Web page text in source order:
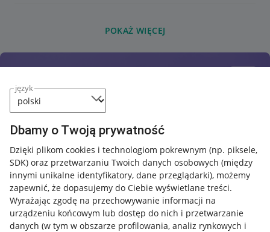
język
Dbamy o Twoją prywatność
Dzięki plikom cookies i technologiom pokrewnym (np. piksele,
SDK) oraz przetwarzaniu Twoich danych osobowych (między
innymi unikalne identyfikatory, dane przeglądarki), możemy
zapewnić, że dopasujemy do Ciebie wyświetlane treści.
Wyrażając zgodę na przechowywanie informacji na
urządzeniu końcowym lub dostęp do nich i przetwarzanie
danych (w tym w obszarze profilowania, analiz rynkowych i
POKAŻ WIĘCEJ